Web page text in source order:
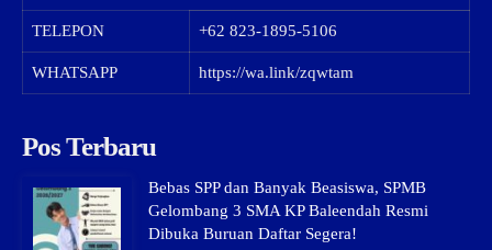
TELEPON +62 823-1895-5106
WHATSAPP https://wa.link/zqwtam
Pos Terbaru
Bebas SPP dan Banyak Beasiswa, SPMB
Gelombang 3 SMA KP Baleendah Resmi
Dibuka Buruan Daftar Segera!